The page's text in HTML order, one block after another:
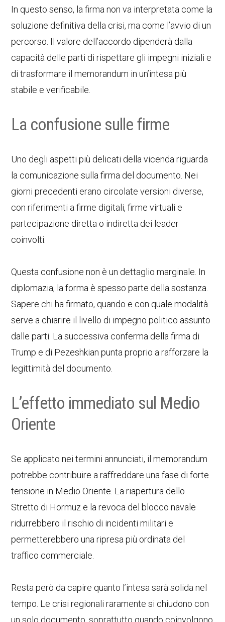
In questo senso, la firma non va interpretata come la
soluzione definitiva della crisi, ma come l’avvio di un
percorso. Il valore dell’accordo dipenderà dalla
capacità delle parti di rispettare gli impegni iniziali e
di trasformare il memorandum in un’intesa più
stabile e verificabile.
La confusione sulle firme
Uno degli aspetti più delicati della vicenda riguarda
la comunicazione sulla firma del documento. Nei
giorni precedenti erano circolate versioni diverse,
con riferimenti a firme digitali, firme virtuali e
partecipazione diretta o indiretta dei leader
coinvolti.
Questa confusione non è un dettaglio marginale. In
diplomazia, la forma è spesso parte della sostanza.
Sapere chi ha firmato, quando e con quale modalità
serve a chiarire il livello di impegno politico assunto
dalle parti. La successiva conferma della firma di
Trump e di Pezeshkian punta proprio a rafforzare la
legittimità del documento.
L’effetto immediato sul Medio
Oriente
Se applicato nei termini annunciati, il memorandum
potrebbe contribuire a raffreddare una fase di forte
tensione in Medio Oriente. La riapertura dello
Stretto di Hormuz e la revoca del blocco navale
ridurrebbero il rischio di incidenti militari e
permetterebbero una ripresa più ordinata del
traffico commerciale.
Resta però da capire quanto l’intesa sarà solida nel
tempo. Le crisi regionali raramente si chiudono con
un solo documento, soprattutto quando coinvolgono